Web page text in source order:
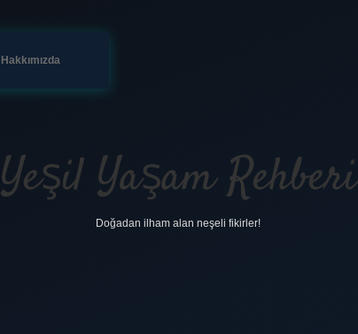
Hakkımızda
Yeşil Yaşam Rehberi
Doğadan ilham alan neşeli fikirler!